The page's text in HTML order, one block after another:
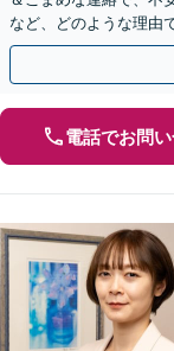
など、どのような理由
ーな解決を目指します
電話でお問